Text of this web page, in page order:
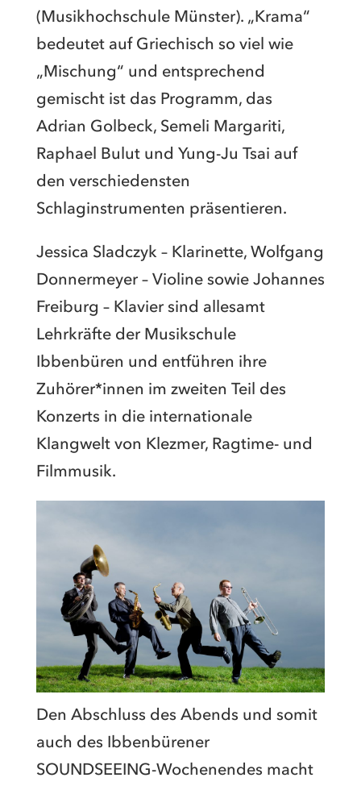
(Musikhochschule Münster). „Krama“
bedeutet auf Griechisch so viel wie
„Mischung“ und entsprechend
gemischt ist das Programm, das
Adrian Golbeck, Semeli Margariti,
Raphael Bulut und Yung-Ju Tsai auf
den verschiedensten
Schlaginstrumenten präsentieren.
Jessica Sladczyk – Klarinette, Wolfgang
Donnermeyer – Violine sowie Johannes
Freiburg – Klavier sind allesamt
Lehrkräfte der Musikschule
Ibbenbüren und entführen ihre
Zuhörer*innen im zweiten Teil des
Konzerts in die internationale
Klangwelt von Klezmer, Ragtime- und
Filmmusik.
Den Abschluss des Abends und somit
auch des Ibbenbürener
SOUNDSEEING-Wochenendes macht